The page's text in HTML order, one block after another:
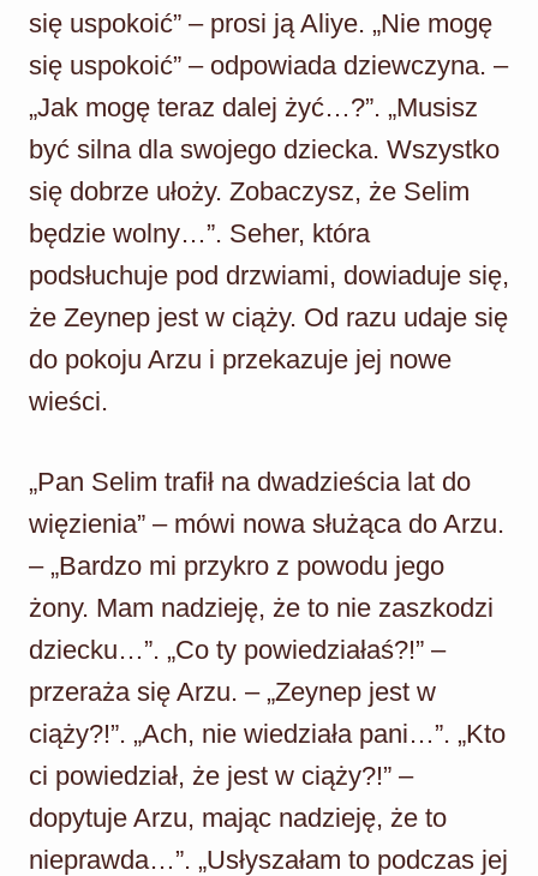
się uspokoić” – prosi ją Aliye. „Nie mogę
się uspokoić” – odpowiada dziewczyna. –
„Jak mogę teraz dalej żyć…?”. „Musisz
być silna dla swojego dziecka. Wszystko
się dobrze ułoży. Zobaczysz, że Selim
będzie wolny…”. Seher, która
podsłuchuje pod drzwiami, dowiaduje się,
że Zeynep jest w ciąży. Od razu udaje się
do pokoju Arzu i przekazuje jej nowe
wieści.
„Pan Selim trafił na dwadzieścia lat do
więzienia” – mówi nowa służąca do Arzu.
– „Bardzo mi przykro z powodu jego
żony. Mam nadzieję, że to nie zaszkodzi
dziecku…”. „Co ty powiedziałaś?!” –
przeraża się Arzu. – „Zeynep jest w
ciąży?!”. „Ach, nie wiedziała pani…”. „Kto
ci powiedział, że jest w ciąży?!” –
dopytuje Arzu, mając nadzieję, że to
nieprawda…”. „Usłyszałam to podczas jej